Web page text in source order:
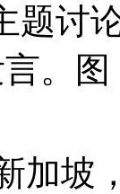
题讨
。图
加坡